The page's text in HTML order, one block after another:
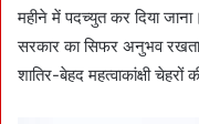
महीने में पदच्युत कर दिया
सरकार का सिफर अनुभव
शातिर-बेहद महत्वाकांक्षी चेहरों